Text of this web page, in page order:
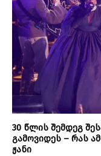
30 წლის შემდეგ
გამოვიდეს – რას
ჟანი